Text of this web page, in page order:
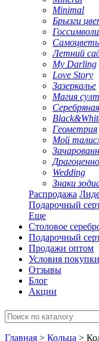
Minimal
Брызги
Летний
My Darling
Love Story
Зазеркалье
Магия
Геометрия
Мой
Wedding
Знаки
Распродажа
Подарочный
Еще
Столовое
Подарочный
Продажи оптом
Условия покупки
Отзывы
Блог
Акции
Главная > Кольца >